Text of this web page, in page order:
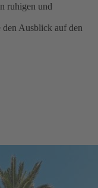
ruhigen und
den Ausblick auf den